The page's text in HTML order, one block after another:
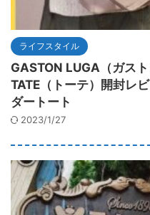
ライフスタイル
GASTON LUGA（ガス
TATE（トーテ）開封レ
ダートート
2023/1/27